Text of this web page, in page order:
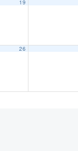
19
26